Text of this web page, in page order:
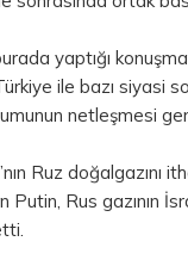
yaptığı
ile bazı siyasi
netleşmesi
Ruz doğalgazını
Putin, Rus gazının